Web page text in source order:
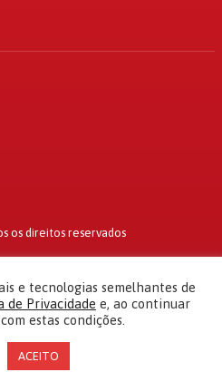
os direitos reservados
e tecnologias semelhantes de
de Privacidade e, ao continuar
estas condições.
ACEITO